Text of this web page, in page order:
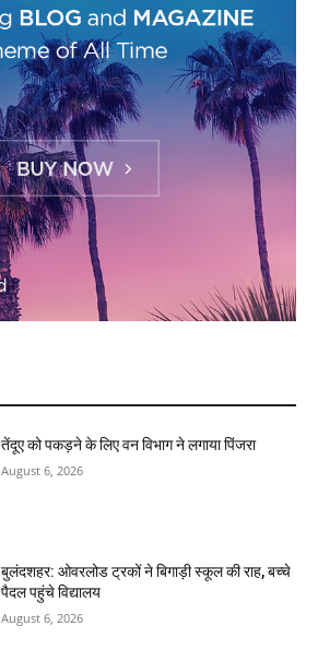
तेंदूए को पकड़ने के लिए वन विभाग ने लगाया पिंजरा
August 6, 2026
बुलंदशहर: ओवरलोड ट्रकों ने बिगाड़ी स्कूल की राह, बच्चे
पैदल पहुंचे विद्यालय
August 6, 2026